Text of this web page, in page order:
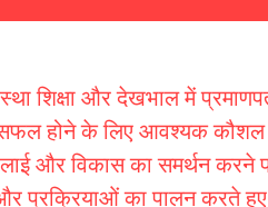
शिक्षा और देखभाल में
होने के लिए आवश्यक कौशल
और विकास का समर्थन करने
और प्रक्रियाओं का पालन करते